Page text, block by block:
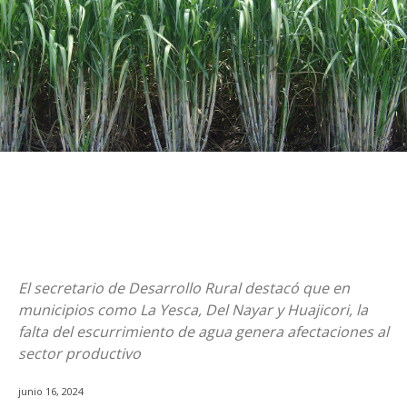
El secretario de Desarrollo Rural destacó que en
municipios como La Yesca, Del Nayar y Huajicori, la
falta del escurrimiento de agua genera afectaciones al
sector productivo
junio 16, 2024